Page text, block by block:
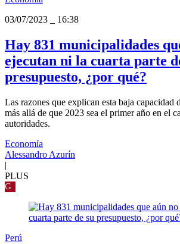
03/07/2023
16:38
Hay 831 municipalidades
ejecutan ni la cuarta parte
presupuesto, ¿por qué?
Las razones que explican esta baja capacidad
más allá de que 2023 sea el primer año en el
autoridades.
Economía
Alessandro Azurín
|
PLUS
G
Perú